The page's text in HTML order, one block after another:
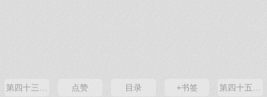
第四十三卦 夬 泽天夬 兑上乾下
点赞 目录 +书签 第四十五卦